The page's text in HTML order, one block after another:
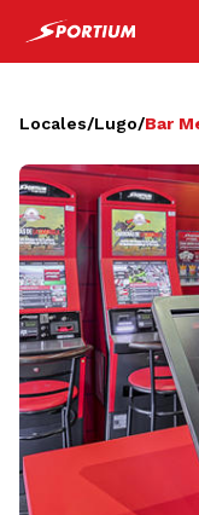
Locales/Lugo/Bar